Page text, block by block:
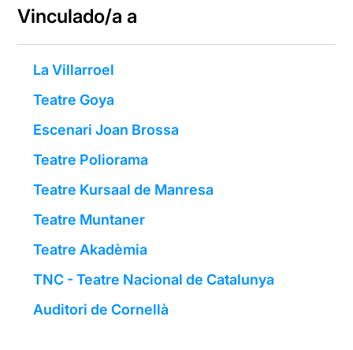
Vinculado/a a
La Villarroel
Teatre Goya
Escenari Joan Brossa
Teatre Poliorama
Teatre Kursaal de Manresa
Teatre Muntaner
Teatre Akadèmia
TNC - Teatre Nacional de Catalunya
Auditori de Cornellà